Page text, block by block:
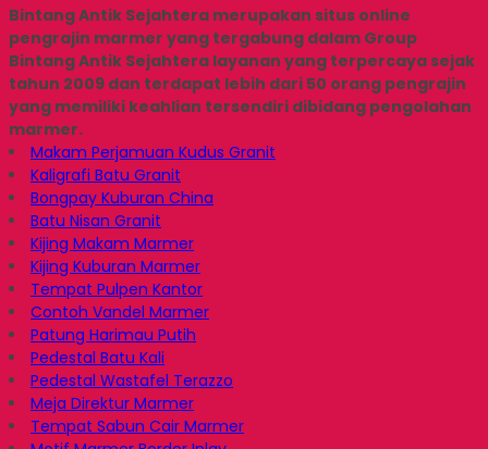
Bintang Antik Sejahtera merupakan situs online
pengrajin marmer yang tergabung dalam Group
Bintang Antik Sejahtera layanan yang terpercaya sejak
tahun 2009 dan terdapat lebih dari 50 orang pengrajin
yang memiliki keahlian tersendiri dibidang pengolahan
marmer.
Makam Perjamuan Kudus Granit
Kaligrafi Batu Granit
Bongpay Kuburan China
Batu Nisan Granit
Kijing Makam Marmer
Kijing Kuburan Marmer
Tempat Pulpen Kantor
Contoh Vandel Marmer
Patung Harimau Putih
Pedestal Batu Kali
Pedestal Wastafel Terazzo
Meja Direktur Marmer
Tempat Sabun Cair Marmer